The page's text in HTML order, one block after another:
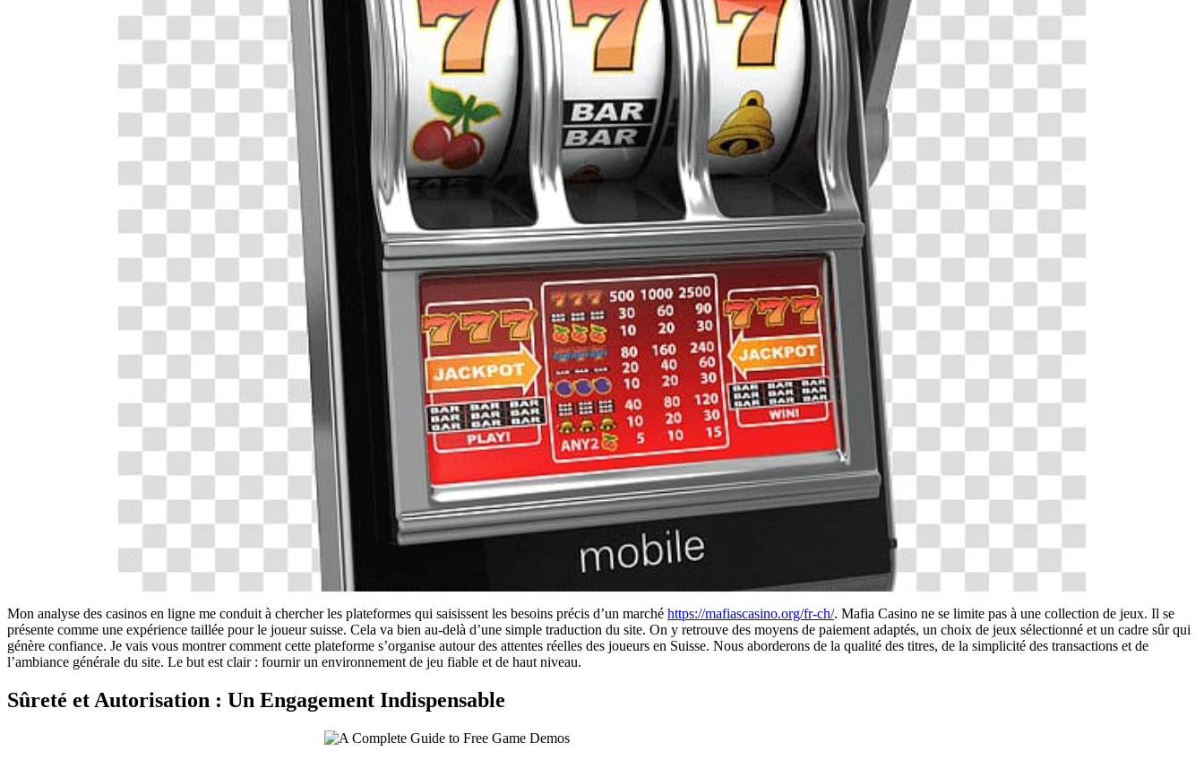
Mon analyse des casinos en ligne me conduit à chercher les plateformes qui saisissent les besoins précis d’un marché https://mafiascasino.org/fr-ch/. Mafia Casino ne se limite pas à une collection de jeux. Il se
présente comme une expérience taillée pour le joueur suisse. Cela va bien au-delà d’une simple traduction du site. On y retrouve des moyens de paiement adaptés, un choix de jeux sélectionné et un cadre sûr qui
génère confiance. Je vais vous montrer comment cette plateforme s’organise autour des attentes réelles des joueurs en Suisse. Nous aborderons de la qualité des titres, de la simplicité des transactions et de
l’ambiance générale du site. Le but est clair : fournir un environnement de jeu fiable et de haut niveau.
Sûreté et Autorisation : Un Engagement Indispensable